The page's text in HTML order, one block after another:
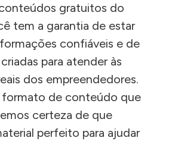
gratuitos do
tem a garantia de estar
confiáveis e de
para atender às
dos empreendedores.
formato de conteúdo que
certeza de que
perfeito para ajudar